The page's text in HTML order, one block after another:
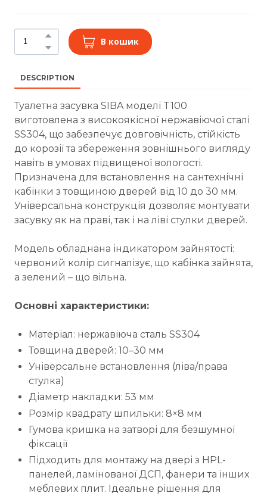
В кошик
DESCRIPTION
Туалетна засувка SIBA моделі T100
виготовлена з високоякісної нержавіючої сталі
SS304, що забезпечує довговічність, стійкість
до корозії та збереження зовнішнього вигляду
навіть в умовах підвищеної вологості.
Призначена для встановлення на сантехнічні
кабінки з товщиною дверей від 10 до 30 мм.
Універсальна конструкція дозволяє монтувати
засувку як на праві, так і на ліві стулки дверей.
Модель обладнана індикатором зайнятості:
червоний колір сигналізує, що кабінка зайнята,
а зелений – що вільна.
Основні характеристики:
Матеріал: нержавіюча сталь SS304
Товщина дверей: 10–30 мм
Універсальне встановлення (ліва/права
стулка)
Діаметр накладки: 53 мм
Розмір квадрату шпильки: 8×8 мм
Гумова кришка на затворі для безшумної
фіксації
Підходить для монтажу на двері з HPL-
панелей, ламінованої ДСП, фанери та інших
меблевих плит. Ідеальне рішення для